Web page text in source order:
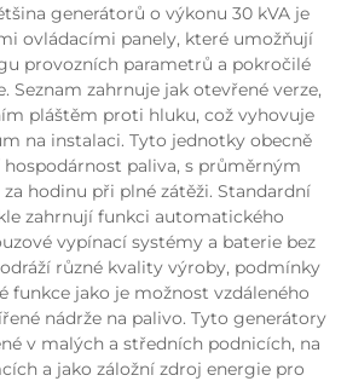
generátorů o výkonu 30 kVA je
ovládacími panely, které umožňují
provozních parametrů a pokročilé
Seznam zahrnuje jak otevřené verze,
pláštěm proti hluku, což vyhovuje
na instalaci. Tyto jednotky obecně
paliva, s průměrným
hodinu při plné zátěži. Standardní
zahrnují funkci automatického
vypínací systémy a baterie bez
různé kvality výroby, podmínky
funkce jako je možnost vzdáleného
nádrže na palivo. Tyto generátory
v malých a středních podnicích, na
a jako záložní zdroj energie pro